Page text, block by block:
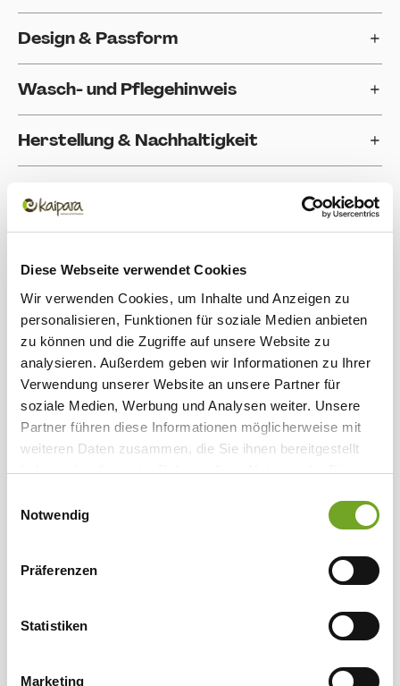
Diese Webseite verwendet Cookies
Wir verwenden Cookies, um Inhalte und Anzeigen zu
personalisieren, Funktionen für soziale Medien anbieten
zu können und die Zugriffe auf unsere Website zu
analysieren. Außerdem geben wir Informationen zu Ihrer
Verwendung unserer Website an unsere Partner für
soziale Medien, Werbung und Analysen weiter. Unsere
Partner führen diese Informationen möglicherweise mit
weiteren Daten zusammen, die Sie ihnen bereitgestellt
haben oder die sie im Rahmen Ihrer Nutzung der Dienste
Notwendig
Präferenzen
Statistiken
Marketing
Design & Passform
Wasch- und Pflegehinweis
Herstellung & Nachhaltigkeit
Produktgalerie überspringen
Zubehör